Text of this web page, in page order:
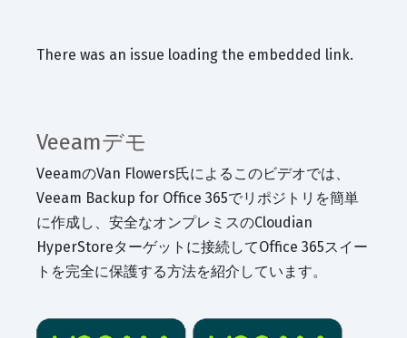
There was an issue loading the embedded link.
Veeamデモ
VeeamのVan Flowers氏によるこのビデオでは、
Veeam Backup for Office 365でリポジトリを簡単
に作成し、安全なオンプレミスのCloudian
HyperStoreターゲットに接続してOffice 365スイー
トを完全に保護する方法を紹介しています。